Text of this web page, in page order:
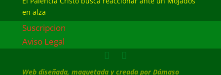
en alza
Suscripcion
Aviso Legal
Web diseñada, maquetada y creada por Dámaso